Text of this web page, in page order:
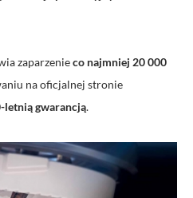
zaparzenieco najmniej 20 000
na oficjalnej stronie
letnią gwarancją.